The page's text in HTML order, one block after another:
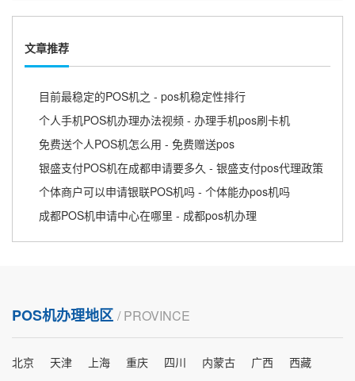
文章推荐
目前最稳定的POS机之 - pos机稳定性排行
个人手机POS机办理办法视频 - 办理手机pos刷卡机
免费送个人POS机怎么用 - 免费赠送pos
银盛支付POS机在成都申请要多久 - 银盛支付pos代理政策
个体商户可以申请银联POS机吗 - 个体能办pos机吗
成都POS机申请中心在哪里 - 成都pos机办理
POS机办理地区 / PROVINCE
北京 天津 上海 重庆 四川 内蒙古 广西 西藏